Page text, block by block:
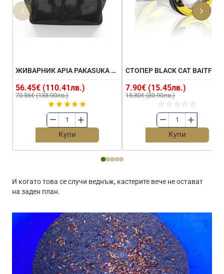
ЖИВАРНИК APIA PAKASUKA BLACK M
56.45€ (110.41лв.)
70.56€ (138.00лв.)
Живарник
APIA
Pakasuka
Black
Купи
7.90€ (15.45лв.)
15.80€ (30.90лв.)
Стопер
BLACK
CAT
Baitfish
Black
Купи
И когато това се случи веднъж, кастерите вече не остават
на заден план.